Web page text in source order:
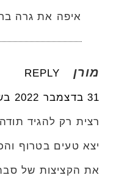
איפה את גרה
מורן REPLY
31 בדצמבר 2022 בשעה 10:33
רצית רק להגיד
יצא טעים בטרוף
את הקציצות של